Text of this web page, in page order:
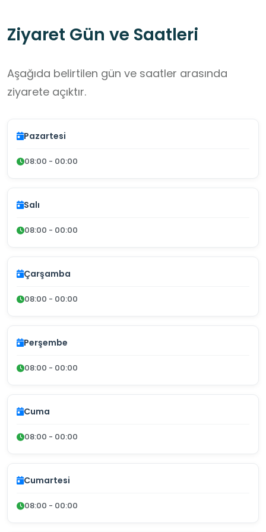
Ziyaret Gün ve Saatleri
Aşağıda belirtilen gün ve saatler arasında
ziyarete açıktır.
Pazartesi
08:00 - 00:00
Salı
08:00 - 00:00
Çarşamba
08:00 - 00:00
Perşembe
08:00 - 00:00
Cuma
08:00 - 00:00
Cumartesi
08:00 - 00:00